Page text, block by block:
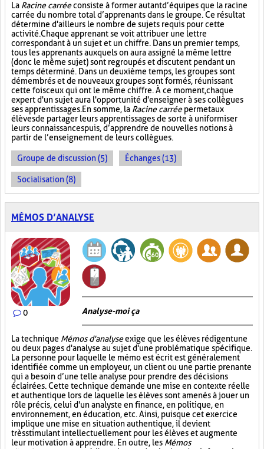
La Racine carréeconsiste à former autant d’équipes que la racine
carrée du nombre total d’apprenants dans le groupe. Ce résultat
détermine d'ailleurs le nombre de sujets requis pour cette
activité. Chaque apprenant se voit attribuer une lettre
correspondant à un sujet et un chiffre. Dans un premier temps,
tous les apprenants auxquels on aura assigné la même lettre
(donc le même sujet) sont regroupés et discutent pendant un
temps déterminé. Dans un deuxième temps, les groupes sont
démembrés et de nouveaux groupes sont formés, réunissant
cette fois ceux qui ont le même chiffre. À ce moment, chaque
expert d'un sujet aura l'opportunité d'enseigner à ses collègues
ses apprentissages. En somme, la Racine carréepermet aux
élèves de partager leurs apprentissages de sorte à uniformiser
leurs connaissances puis, d’apprendre de nouvelles notions à
partir de l’enseignement de leurs collègues.
Groupe de discussion (5) Échanges (13)
Socialisation (8)
MÉMOS D’ANALYSE
0 Analyse-moi ça
La technique Mémos d'analyseexige que les élèves rédigent une
ou deux pages d'analyse au sujet d'une problématique spécifique.
La personne pour laquelle le mémo est écrit est généralement
identifiée comme un employeur, un client ou une partie prenante
qui a besoin d’une telle analyse pour prendre des décisions
éclairées. Cette technique demande une mise en contexte réelle
et authentique lors de laquelle les élèves sont amenés à jouer un
rôle précis, celui d'un analyste en finance, en politique, en
environnement, en éducation, etc. Ainsi, puisque cet exercice
implique une mise en situation authentique, il devient
très stimulant intellectuellement pour les élèves et augmente
leur motivation à apprendre. En outre, les Mémos